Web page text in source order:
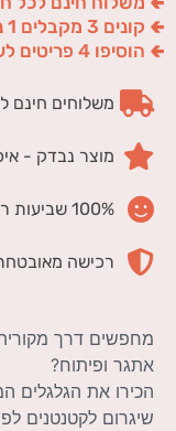
🢀 קונים 3 מקבלים 1 נוסף במתנה!
🢀 הוסיפו 4 פריטים לעגלה שלמו רק על 3
משלוחים חינם
מוצר נבדק -
100% שביעות רצון לקוחות
רכישה
מחפשים דרך
אתגר ופיתוח?
שיגרום לקטנטנים